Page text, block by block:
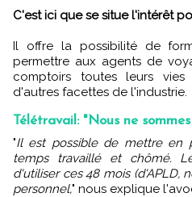
C'est ici que se situe l'intérêt
Il offre la possibilité de
permettre aux agents de
comptoirs toutes leurs
d'autres facettes de l'industrie.
Télétravail: "Nous ne
"Il est possible de mettre en place une alternance entre
temps travaillé et chômé.
d'utiliser ces 48 mois (d'APLD,
personnel," nous explique